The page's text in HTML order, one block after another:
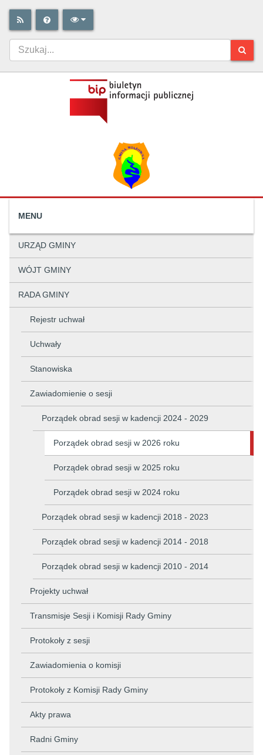
MENU
URZĄD GMINY
WÓJT GMINY
RADA GMINY
Rejestr uchwał
Uchwały
Stanowiska
Zawiadomienie o sesji
Porządek obrad sesji w kadencji 2024 - 2029
Porządek obrad sesji w 2026 roku
Porządek obrad sesji w 2025 roku
Porządek obrad sesji w 2024 roku
Porządek obrad sesji w kadencji 2018 - 2023
Porządek obrad sesji w kadencji 2014 - 2018
Porządek obrad sesji w kadencji 2010 - 2014
Projekty uchwał
Transmisje Sesji i Komisji Rady Gminy
Protokoły z sesji
Zawiadomienia o komisji
Protokoły z Komisji Rady Gminy
Akty prawa
Radni Gminy